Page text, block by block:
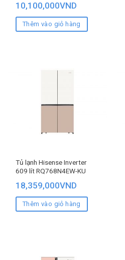
10,100,000VND
Thêm vào giỏ hàng
Tủ lạnh Hisense Inverter
609 lít RQ768N4EW-KU
18,359,000VND
Thêm vào giỏ hàng